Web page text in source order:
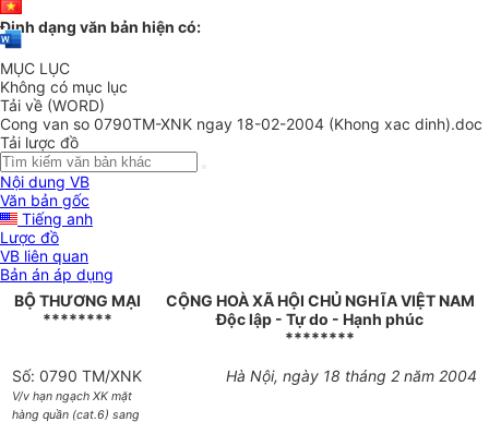
Định dạng văn bản hiện có:
MỤC LỤC
Không có mục lục
Tải về (WORD)
Cong van so 0790TM-XNK ngay 18-02-2004 (Khong xac dinh).doc
Tải lược đồ
Nội dung VB
Văn bản gốc
Tiếng anh
Lược đồ
VB liên quan
Bản án áp dụng
BỘ THƯƠNG MẠI
********
CỘNG HOÀ XÃ HỘI CHỦ NGHĨA VIỆT NAM
Độc lập - Tự do - Hạnh phúc
********
Số: 0790 TM/XNK
V/v hạn ngạch XK mặt
hàng quần (cat.6) sang
Hà Nội, ngày 18 tháng 2 năm 2004